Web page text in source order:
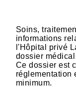
Soins,
informations
l'Hôpital privé
dossier
Ce dossier est
réglementation
minimum.